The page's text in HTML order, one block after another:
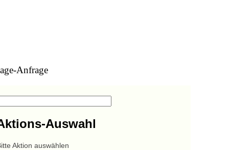
Anfrage
Auswahl
Aktion auswählen